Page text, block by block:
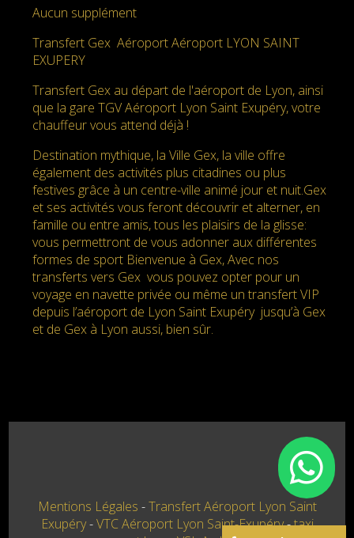
Aucun supplément
Transfert Gex Aéroport Aéroport LYON SAINT
EXUPERY
Transfert Gex au départ de l'aéroport de Lyon, ainsi
que la gare TGV Aéroport Lyon Saint Exupéry, votre
chauffeur vous attend déjà !
Destination mythique, la Ville Gex, la ville offre
également des activités plus citadines ou plus
festives grâce à un centre-ville animé jour et nuit.Gex
et ses activités vous feront découvrir et alterner, en
famille ou entre amis, tous les plaisirs de la glisse:
vous permettront de vous adonner aux différentes
formes de sport Bienvenue à Gex, Avec nos
transferts vers Gex vous pouvez opter pour un
voyage en navette privée ou même un transfert VIP
depuis l’aéroport de Lyon Saint Exupéry jusqu’à Gex
et de Gex à Lyon aussi, bien sûr.
Mentions Légales
Transfert Aéroport Lyon Saint
Exupéry VTC Aéroport Lyon Saint-Exupéry taxi